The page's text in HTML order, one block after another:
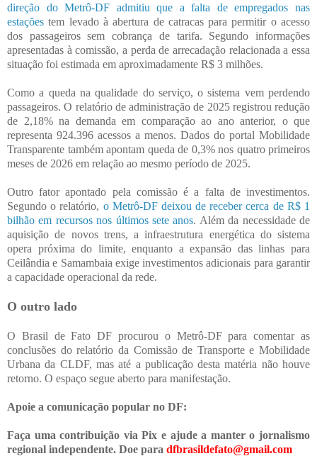
direção do Metrô-DF admitiu que a falta de empregados nas
estações tem levado à abertura de catracas para permitir o acesso
dos passageiros sem cobrança de tarifa. Segundo informações
apresentadas à comissão, a perda de arrecadação relacionada a essa
situação foi estimada em aproximadamente R$ 3 milhões.
Como a queda na qualidade do serviço, o sistema vem perdendo
passageiros. O relatório de administração de 2025 registrou redução
de 2,18% na demanda em comparação ao ano anterior, o que
representa 924.396 acessos a menos. Dados do portal Mobilidade
Transparente também apontam queda de 0,3% nos quatro primeiros
meses de 2026 em relação ao mesmo período de 2025.
Outro fator apontado pela comissão é a falta de investimentos.
Segundo o relatório, o Metrô-DF deixou de receber cerca de R$ 1
bilhão em recursos nos últimos sete anos. Além da necessidade de
aquisição de novos trens, a infraestrutura energética do sistema
opera próxima do limite, enquanto a expansão das linhas para
Ceilândia e Samambaia exige investimentos adicionais para garantir
a capacidade operacional da rede.
O outro lado
O Brasil de Fato DF procurou o Metrô-DF para comentar as
conclusões do relatório da Comissão de Transporte e Mobilidade
Urbana da CLDF, mas até a publicação desta matéria não houve
retorno. O espaço segue aberto para manifestação.
Apoie a comunicação popular no DF:
Faça uma contribuição via Pix e ajude a manter o jornalismo
regional independente. Doe para dfbrasildefato@gmail.com